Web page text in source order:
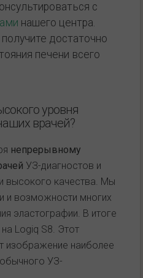
с
нашего центра.
достаточно
печени всего
уровня
врачей?
непрерывному
УЗ-диагностов и
высокого качества. Мы
и возможности многих
эластографии. В итоге
Logiq S8. Этот
изображение наиболее
УЗ-